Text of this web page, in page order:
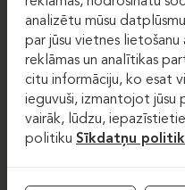
analizētu mūsu
par jūsu vietnes lietošanu
reklāmas un analītikas
citu informāciju, ko esat
ieguvuši, izmantojot jūsu
vairāk, lūdzu,
politiku Sīkdatņu